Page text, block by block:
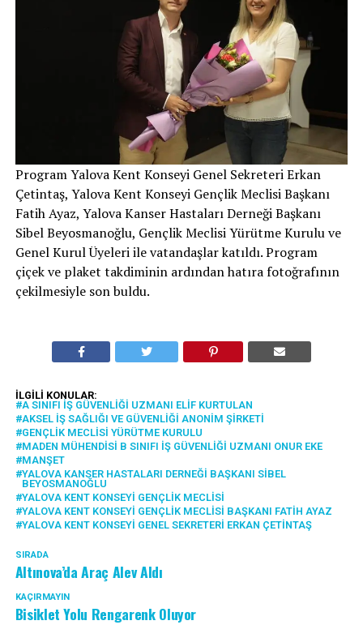
Program Yalova Kent Konseyi Genel Sekreteri Erkan
Çetintaş, Yalova Kent Konseyi Gençlik Meclisi Başkanı
Fatih Ayaz, Yalova Kanser Hastaları Derneği Başkanı
Sibel Beyosmanoğlu, Gençlik Meclisi Yürütme Kurulu ve
Genel Kurul Üyeleri ile vatandaşlar katıldı. Program
çiçek ve plaket takdiminin ardından hatıra fotoğrafının
çekilmesiyle son buldu.
İLGILI KONULAR:
A SINIFI İŞ GÜVENLIĞI UZMANI ELIF KURTULAN
AKSEL İŞ SAĞLIĞI VE GÜVENLIĞI ANONIM ŞIRKETI
GENÇLIK MECLISI YÜRÜTME KURULU
MADEN MÜHENDISI B SINIFI İŞ GÜVENLIĞI UZMANI ONUR EKE
MANŞET
YALOVA KANSER HASTALARI DERNEĞI BAŞKANI SIBEL
BEYOSMANOĞLU
YALOVA KENT KONSEYI GENÇLIK MECLISI
YALOVA KENT KONSEYI GENÇLIK MECLISI BAŞKANI FATIH AYAZ
YALOVA KENT KONSEYI GENEL SEKRETERI ERKAN ÇETINTAŞ
SIRADA
Altınova’da Araç Alev Aldı
KAÇIRMAYIN
Bisiklet Yolu Rengarenk Oluyor